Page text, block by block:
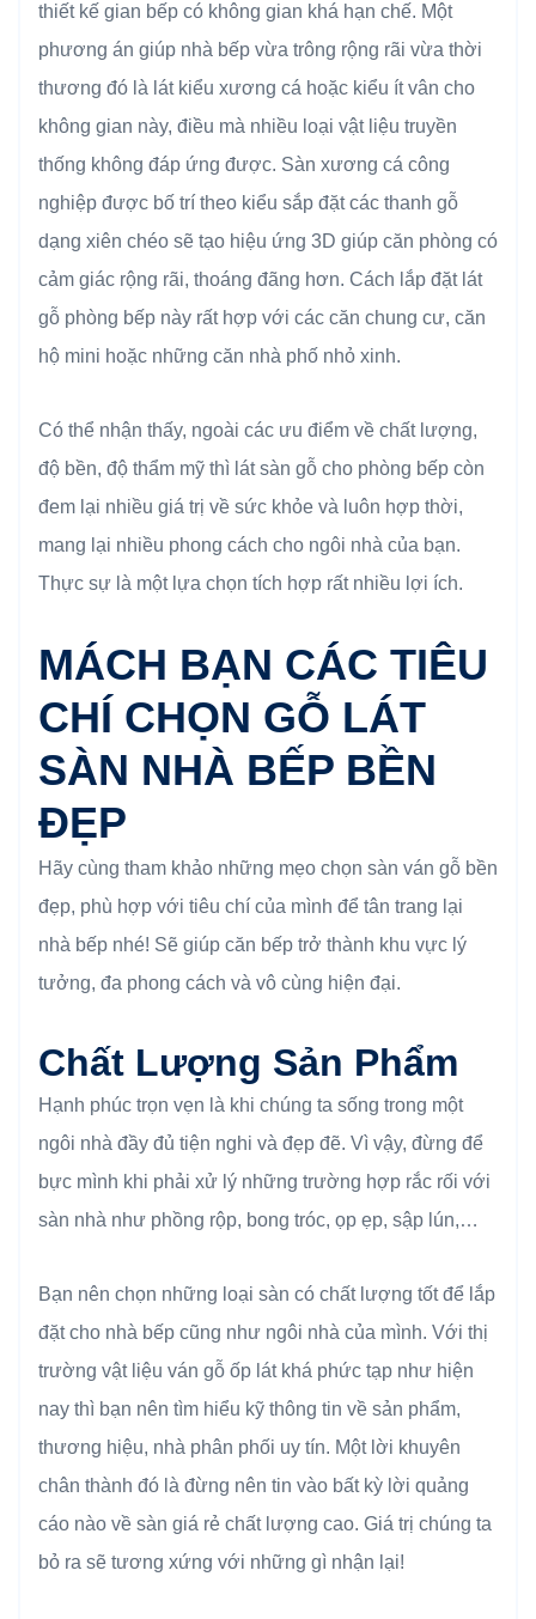
thiết kế gian bếp có không gian khá hạn chế. Một
phương án giúp nhà bếp vừa trông rộng rãi vừa thời
thương đó là lát kiểu xương cá hoặc kiểu ít vân cho
không gian này, điều mà nhiều loại vật liệu truyền
thống không đáp ứng được. Sàn xương cá công
nghiệp được bố trí theo kiểu sắp đặt các thanh gỗ
dạng xiên chéo sẽ tạo hiệu ứng 3D giúp căn phòng có
cảm giác rộng rãi, thoáng đãng hơn. Cách lắp đặt lát
gỗ phòng bếp này rất hợp với các căn chung cư, căn
hộ mini hoặc những căn nhà phố nhỏ xinh.
Có thể nhận thấy, ngoài các ưu điểm về chất lượng,
độ bền, độ thẩm mỹ thì lát sàn gỗ cho phòng bếp còn
đem lại nhiều giá trị về sức khỏe và luôn hợp thời,
mang lại nhiều phong cách cho ngôi nhà của bạn.
Thực sự là một lựa chọn tích hợp rất nhiều lợi ích.
MÁCH BẠN CÁC TIÊU
CHÍ CHỌN GỖ LÁT
SÀN NHÀ BẾP BỀN
ĐẸP
Hãy cùng tham khảo những mẹo chọn sàn ván gỗ bền
đẹp, phù hợp với tiêu chí của mình để tân trang lại
nhà bếp nhé! Sẽ giúp căn bếp trở thành khu vực lý
tưởng, đa phong cách và vô cùng hiện đại.
Chất Lượng Sản Phẩm
Hạnh phúc trọn vẹn là khi chúng ta sống trong một
ngôi nhà đầy đủ tiện nghi và đẹp đẽ. Vì vậy, đừng để
bực mình khi phải xử lý những trường hợp rắc rối với
sàn nhà như phồng rộp, bong tróc, ọp ẹp, sập lún,…
Bạn nên chọn những loại sàn có chất lượng tốt để lắp
đặt cho nhà bếp cũng như ngôi nhà của mình. Với thị
trường vật liệu ván gỗ ốp lát khá phức tạp như hiện
nay thì bạn nên tìm hiểu kỹ thông tin về sản phẩm,
thương hiệu, nhà phân phối uy tín. Một lời khuyên
chân thành đó là đừng nên tin vào bất kỳ lời quảng
cáo nào về sàn giá rẻ chất lượng cao. Giá trị chúng ta
bỏ ra sẽ tương xứng với những gì nhận lại!